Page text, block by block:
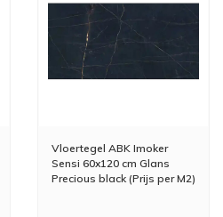
Vloertegel ABK Imoker
Sensi 60x120 cm Glans
Precious black (Prijs per M2)